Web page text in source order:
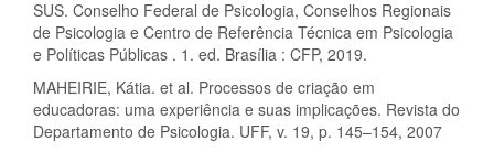
SUS. Conselho Federal de Psicologia, Conselhos Regionais
de Psicologia e Centro de Referência Técnica em Psicologia
e Políticas Públicas . 1. ed. Brasília : CFP, 2019.
MAHEIRIE, Kátia. et al. Processos de criação em
educadoras: uma experiência e suas implicações. Revista do
Departamento de Psicologia. UFF, v. 19, p. 145–154, 2007